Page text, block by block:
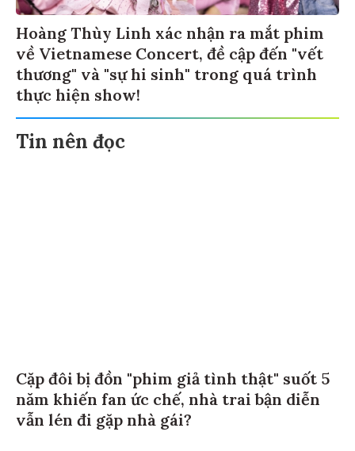
Hoàng Thùy Linh xác nhận ra mắt phim
về Vietnamese Concert, đề cập đến "vết
thương" và "sự hi sinh" trong quá trình
thực hiện show!
Tin nên đọc
Cặp đôi bị đồn "phim giả tình thật" suốt 5
năm khiến fan ức chế, nhà trai bận diễn
vẫn lén đi gặp nhà gái?